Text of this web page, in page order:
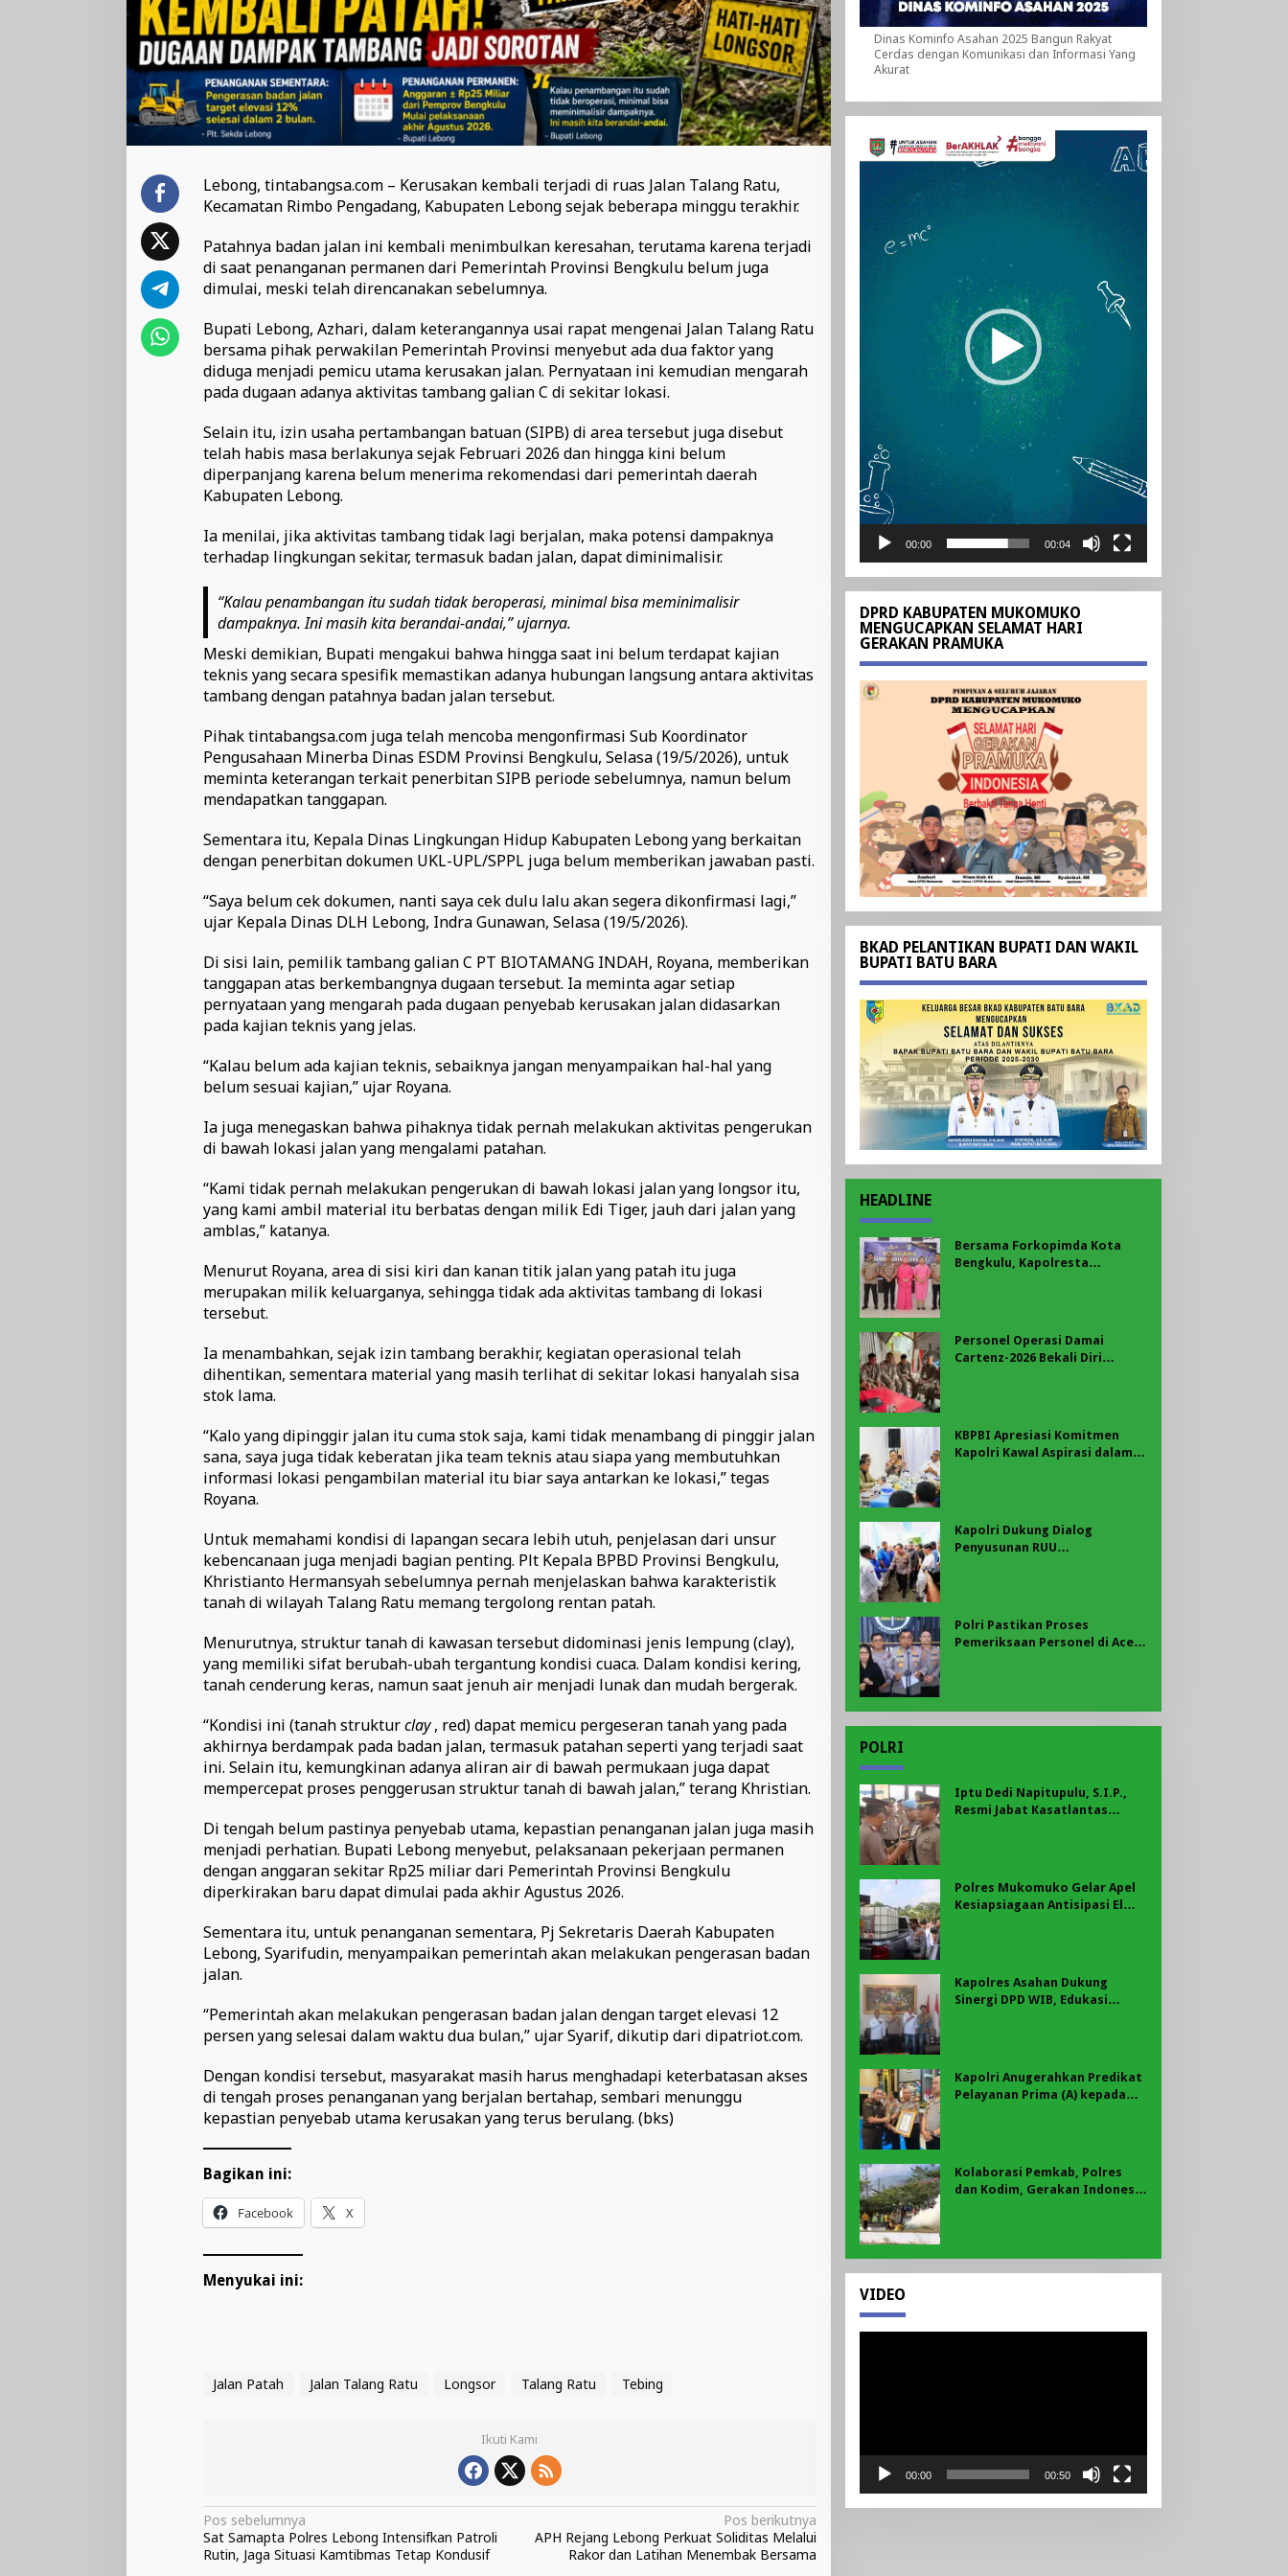
Lebong, tintabangsa.com – Kerusakan kembali terjadi di ruas Jalan Talang Ratu,
Kecamatan Rimbo Pengadang, Kabupaten Lebong sejak beberapa minggu terakhir.
Patahnya badan jalan ini kembali menimbulkan keresahan, terutama karena terjadi
di saat penanganan permanen dari Pemerintah Provinsi Bengkulu belum juga
dimulai, meski telah direncanakan sebelumnya.
Bupati Lebong, Azhari, dalam keterangannya usai rapat mengenai Jalan Talang Ratu
bersama pihak perwakilan Pemerintah Provinsi menyebut ada dua faktor yang
diduga menjadi pemicu utama kerusakan jalan. Pernyataan ini kemudian mengarah
pada dugaan adanya aktivitas tambang galian C di sekitar lokasi.
Selain itu, izin usaha pertambangan batuan (SIPB) di area tersebut juga disebut
telah habis masa berlakunya sejak Februari 2026 dan hingga kini belum
diperpanjang karena belum menerima rekomendasi dari pemerintah daerah
Kabupaten Lebong.
Ia menilai, jika aktivitas tambang tidak lagi berjalan, maka potensi dampaknya
terhadap lingkungan sekitar, termasuk badan jalan, dapat diminimalisir.
“Kalau penambangan itu sudah tidak beroperasi, minimal bisa meminimalisir
dampaknya. Ini masih kita berandai-andai,” ujarnya.
Meski demikian, Bupati mengakui bahwa hingga saat ini belum terdapat kajian
teknis yang secara spesifik memastikan adanya hubungan langsung antara aktivitas
tambang dengan patahnya badan jalan tersebut.
Pihak tintabangsa.com juga telah mencoba mengonfirmasi Sub Koordinator
Pengusahaan Minerba Dinas ESDM Provinsi Bengkulu, Selasa (19/5/2026), untuk
meminta keterangan terkait penerbitan SIPB periode sebelumnya, namun belum
mendapatkan tanggapan.
Sementara itu, Kepala Dinas Lingkungan Hidup Kabupaten Lebong yang berkaitan
dengan penerbitan dokumen UKL-UPL/SPPL juga belum memberikan jawaban pasti.
“Saya belum cek dokumen, nanti saya cek dulu lalu akan segera dikonfirmasi lagi,”
ujar Kepala Dinas DLH Lebong, Indra Gunawan, Selasa (19/5/2026).
Di sisi lain, pemilik tambang galian C PT BIOTAMANG INDAH, Royana, memberikan
tanggapan atas berkembangnya dugaan tersebut. Ia meminta agar setiap
pernyataan yang mengarah pada dugaan penyebab kerusakan jalan didasarkan
pada kajian teknis yang jelas.
“Kalau belum ada kajian teknis, sebaiknya jangan menyampaikan hal-hal yang
belum sesuai kajian,” ujar Royana.
Ia juga menegaskan bahwa pihaknya tidak pernah melakukan aktivitas pengerukan
di bawah lokasi jalan yang mengalami patahan.
“Kami tidak pernah melakukan pengerukan di bawah lokasi jalan yang longsor itu,
yang kami ambil material itu berbatas dengan milik Edi Tiger, jauh dari jalan yang
amblas,” katanya.
Menurut Royana, area di sisi kiri dan kanan titik jalan yang patah itu juga
merupakan milik keluarganya, sehingga tidak ada aktivitas tambang di lokasi
tersebut.
Ia menambahkan, sejak izin tambang berakhir, kegiatan operasional telah
dihentikan, sementara material yang masih terlihat di sekitar lokasi hanyalah sisa
stok lama.
“Kalo yang dipinggir jalan itu cuma stok saja, kami tidak menambang di pinggir jalan
sana, saya juga tidak keberatan jika team teknis atau siapa yang membutuhkan
informasi lokasi pengambilan material itu biar saya antarkan ke lokasi,” tegas
Royana.
Untuk memahami kondisi di lapangan secara lebih utuh, penjelasan dari unsur
kebencanaan juga menjadi bagian penting. Plt Kepala BPBD Provinsi Bengkulu,
Khristianto Hermansyah sebelumnya pernah menjelaskan bahwa karakteristik
tanah di wilayah Talang Ratu memang tergolong rentan patah.
Menurutnya, struktur tanah di kawasan tersebut didominasi jenis lempung (clay),
yang memiliki sifat berubah-ubah tergantung kondisi cuaca. Dalam kondisi kering,
tanah cenderung keras, namun saat jenuh air menjadi lunak dan mudah bergerak.
“Kondisi ini (tanah strukturclay, red) dapat memicu pergeseran tanah yang pada
akhirnya berdampak pada badan jalan, termasuk patahan seperti yang terjadi saat
ini. Selain itu, kemungkinan adanya aliran air di bawah permukaan juga dapat
mempercepat proses penggerusan struktur tanah di bawah jalan,” terang Khristian.
Di tengah belum pastinya penyebab utama, kepastian penanganan jalan juga masih
menjadi perhatian. Bupati Lebong menyebut, pelaksanaan pekerjaan permanen
dengan anggaran sekitar Rp25 miliar dari Pemerintah Provinsi Bengkulu
diperkirakan baru dapat dimulai pada akhir Agustus 2026.
Sementara itu, untuk penanganan sementara, Pj Sekretaris Daerah Kabupaten
Lebong, Syarifudin, menyampaikan pemerintah akan melakukan pengerasan badan
jalan.
“Pemerintah akan melakukan pengerasan badan jalan dengan target elevasi 12
persen yang selesai dalam waktu dua bulan,” ujar Syarif, dikutip dari dipatriot.com.
Dengan kondisi tersebut, masyarakat masih harus menghadapi keterbatasan akses
di tengah proses penanganan yang berjalan bertahap, sembari menunggu
kepastian penyebab utama kerusakan yang terus berulang. (bks)
Bagikan ini:
Facebook X
Menyukai ini:
Jalan Patah Jalan Talang Ratu Longsor Talang Ratu Tebing
Ikuti Kami
Navigasi
pos
Pos sebelumnya
Sat Samapta Polres Lebong Intensifkan Patroli
Rutin, Jaga Situasi Kamtibmas Tetap Kondusif
Pos berikutnya
APH Rejang Lebong Perkuat Soliditas Melalui
Rakor dan Latihan Menembak Bersama
Dinas Kominfo Asahan 2025 Bangun Rakyat
Cerdas dengan Komunikasi dan Informasi Yang
Akurat
Pemutar
Video
00:00 00:04
DPRD KABUPATEN MUKOMUKO
MENGUCAPKAN SELAMAT HARI
GERAKAN PRAMUKA
BKAD PELANTIKAN BUPATI DAN WAKIL
BUPATI BATU BARA
HEADLINE
Bersama Forkopimda Kota
Bengkulu, Kapolresta
Personel Operasi Damai
Cartenz-2026 Bekali Diri
KBPBI Apresiasi Komitmen
Kapolri Kawal Aspirasi dalam
Kapolri Dukung Dialog
Penyusunan RUU
Polri Pastikan Proses
Pemeriksaan Personel di Aceh
POLRI
Iptu Dedi Napitupulu, S.I.P.,
Resmi Jabat Kasatlantas
Polres Mukomuko Gelar Apel
Kesiapsiagaan Antisipasi El
Kapolres Asahan Dukung
Sinergi DPD WIB, Edukasi
Kapolri Anugerahkan Predikat
Pelayanan Prima (A) kepada
Kolaborasi Pemkab, Polres
dan Kodim, Gerakan Indonesia
VIDEO
00:00 00:50